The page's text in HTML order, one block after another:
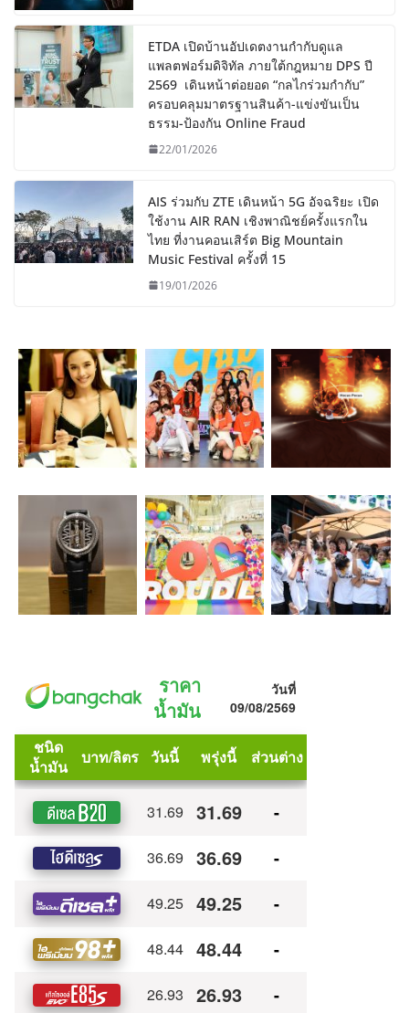
ETDA เปิดบ้านอัปเดตงานกำกับดูแล
แพลตฟอร์มดิจิทัล ภายใต้กฎหมาย DPS ปี
2569 เดินหน้าต่อยอด “กลไกร่วมกำกับ”
ครอบคลุมมาตรฐานสินค้า-แข่งขันเป็น
ธรรม-ป้องกัน Online Fraud
22/01/2026
AIS ร่วมกับ ZTE เดินหน้า 5G อัจฉริยะ เปิด
ใช้งาน AIR RAN เชิงพาณิชย์ครั้งแรกใน
ไทย ที่งานคอนเสิร์ต Big Mountain
Music Festival ครั้งที่ 15
19/01/2026